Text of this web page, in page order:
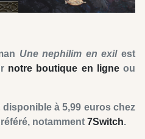
Une nephilim en exilest
notre boutique en ligneou
à 5,99 euros chez
notamment 7Switch.